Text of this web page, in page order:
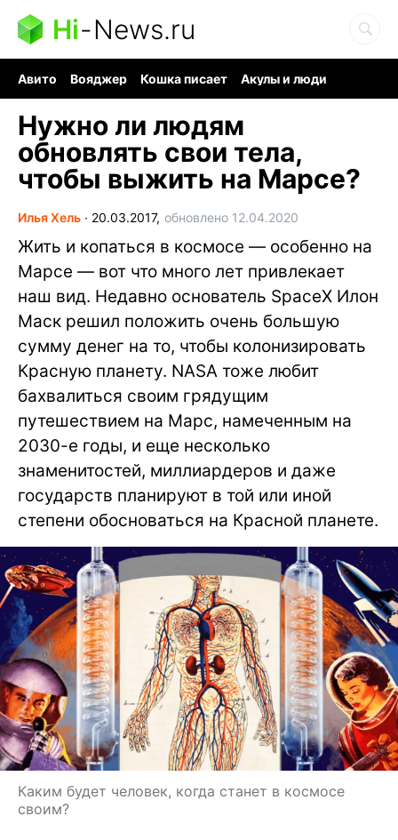
Hi-News.ru
Авито Вояджер Кошка писает
Акулы и люди
Нужно ли людям
обновлять свои тела,
чтобы выжить на Марсе?
Илья Хель ∙ 20.03.2017, обновлено 12.04.2020
Жить и копаться в космосе — особенно на
Марсе — вот что много лет привлекает
наш вид. Недавно основатель SpaceX Илон
Маск решил положить очень большую
сумму денег на то, чтобы колонизировать
Красную планету. NASA тоже любит
бахвалиться своим грядущим
путешествием на Марс, намеченным на
2030-е годы, и еще несколько
знаменитостей, миллиардеров и даже
государств планируют в той или иной
степени обосноваться на Красной планете.
Каким будет человек, когда станет в космосе
своим?